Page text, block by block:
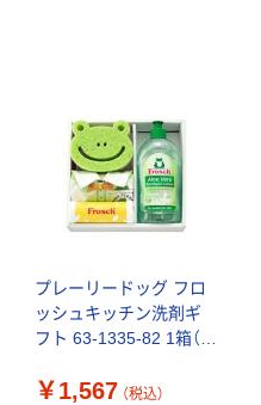
プレーリードッグ フロ
ッシュキッチン洗剤ギ
フト 63-1335-82 1箱（直
￥1,567 （税込）